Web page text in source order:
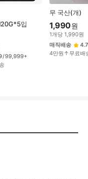
입
/99,999+
무 국산(개)
1,990원
1개당 1,990원
매직배송
4.7
4만원↑무료배